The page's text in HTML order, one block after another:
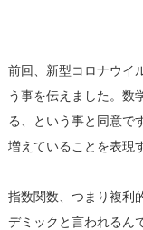
前回、新型コロナウイ
う事を伝えました。数
る、という事と同意で
増えていることを表現
指数関数、つまり複利
デミックと言われるん